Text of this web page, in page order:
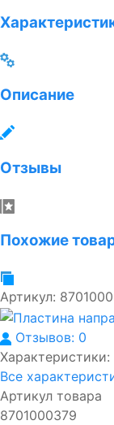
Описание
Отзывы
Похожие
Артикул:
Отзывов: 0
Характеристики:
Все
Артикул товара
8701000379